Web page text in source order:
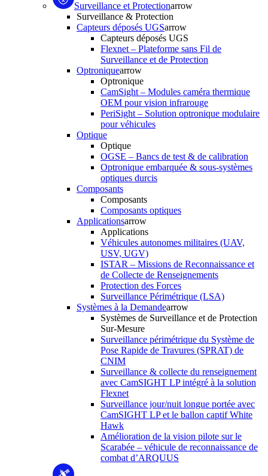
Surveillance et Protectionarrow
Surveillance & Protection
Capteurs déposés UGSarrow
Capteurs déposés UGS
Flexnet – Plateforme sans Fil de
Surveillance et de Protection
Optroniquearrow
Optronique
CamSight – Modules caméra thermique
OEM pour vision infrarouge
PeriSight – Solution optronique modulaire
pour véhicules
Optique
Optique
OGSE – Bancs de test & de calibration
Optronique embarquée & sous-systèmes
optiques durcis
Composants
Composants
Composants optiques
Applicationsarrow
Applications
Véhicules autonomes militaires (UAV,
USV, UGV)
ISTAR – Missions de Reconnaissance et
de Collecte de Renseignements
Protection des Forces
Surveillance Périmétrique (LSA)
Systèmes à la Demandearrow
Systèmes de Surveillance et de Protection
Sur-Mesure
Surveillance périmétrique du Système de
Pose Rapide de Travures (SPRAT) de
CNIM
Surveillance & collecte du renseignement
avec CamSIGHT LP intégré à la solution
Flexnet
Surveillance jour/nuit longue portée avec
CamSIGHT LP et le ballon captif White
Hawk
Amélioration de la vision pilote sur le
Scarabée – véhicule de reconnaissance de
combat d’ARQUUS